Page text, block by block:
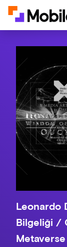
Leonardo
Bilgeliği /
Metaverse